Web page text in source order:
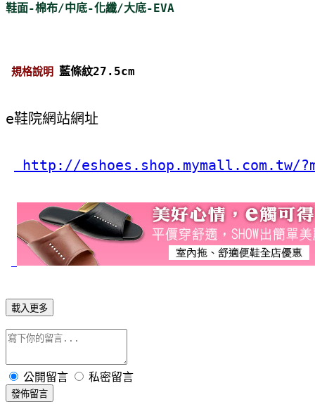
鞋面-棉布/中底-化纖/大底-EVA
規格說明 藍條紋27.5cm
e鞋院網站網址
http://eshoes.shop.mymall.com.tw/
載入更多
公開留言 私密留言
發佈留言